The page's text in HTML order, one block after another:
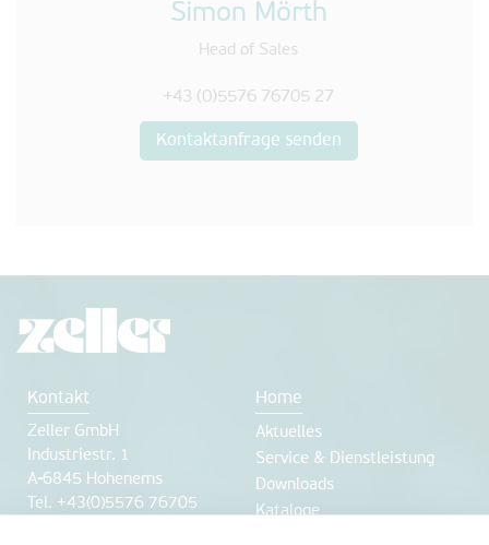
Simon Mörth
Head of Sales
+43 (0)5576 76705 27
Kontaktanfrage senden
Kontakt
Zeller GmbH
Industriestr. 1
A-6845 Hohenems
Tel. +43(0)5576 76705
Home
Aktuelles
Service & Dienstleistung
Downloads
Kataloge